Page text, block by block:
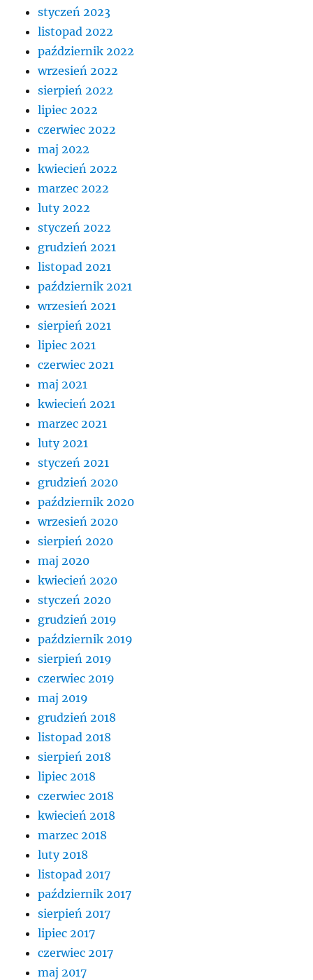
styczeń 2023
listopad 2022
październik 2022
wrzesień 2022
sierpień 2022
lipiec 2022
czerwiec 2022
maj 2022
kwiecień 2022
marzec 2022
luty 2022
styczeń 2022
grudzień 2021
listopad 2021
październik 2021
wrzesień 2021
sierpień 2021
lipiec 2021
czerwiec 2021
maj 2021
kwiecień 2021
marzec 2021
luty 2021
styczeń 2021
grudzień 2020
październik 2020
wrzesień 2020
sierpień 2020
maj 2020
kwiecień 2020
styczeń 2020
grudzień 2019
październik 2019
sierpień 2019
czerwiec 2019
maj 2019
grudzień 2018
listopad 2018
sierpień 2018
lipiec 2018
czerwiec 2018
kwiecień 2018
marzec 2018
luty 2018
listopad 2017
październik 2017
sierpień 2017
lipiec 2017
czerwiec 2017
maj 2017